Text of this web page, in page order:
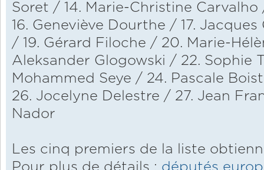
Soret / 14. Marie-Christine
16. Geneviève Dourthe / 17.
/ 19. Gérard Filoche / 20. Marie-
Aleksander Glogowski / 22. Sophie
Mohammed Seye / 24. Pascale
26. Jocelyne Delestre / 27. Jean
Nador
Les cinq premiers de la liste